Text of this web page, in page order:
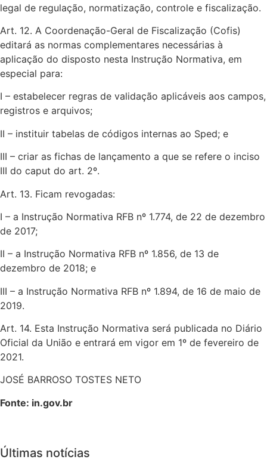
legal de regulação, normatização, controle e fiscalização.
Art. 12. A Coordenação-Geral de Fiscalização (Cofis)
editará as normas complementares necessárias à
aplicação do disposto nesta Instrução Normativa, em
especial para:
I – estabelecer regras de validação aplicáveis aos campos,
registros e arquivos;
II – instituir tabelas de códigos internas ao Sped; e
III – criar as fichas de lançamento a que se refere o inciso
III do caput do art. 2º.
Art. 13. Ficam revogadas:
I – a Instrução Normativa RFB nº 1.774, de 22 de dezembro
de 2017;
II – a Instrução Normativa RFB nº 1.856, de 13 de
dezembro de 2018; e
III – a Instrução Normativa RFB nº 1.894, de 16 de maio de
2019.
Art. 14. Esta Instrução Normativa será publicada no Diário
Oficial da União e entrará em vigor em 1º de fevereiro de
2021.
JOSÉ BARROSO TOSTES NETO
Fonte: in.gov.br
Últimas notícias